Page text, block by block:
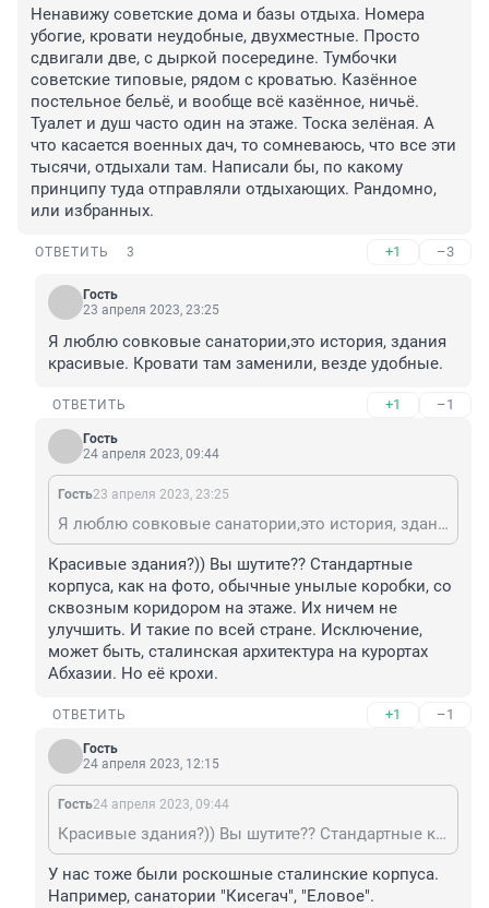
Ненавижу советские дома и базы отдыха. Номера
убогие, кровати неудобные, двухместные. Просто
сдвигали две, с дыркой посередине. Тумбочки
советские типовые, рядом с кроватью. Казённое
постельное бельё, и вообще всё казённое, ничьё.
Туалет и душ часто один на этаже. Тоска зелёная. А
что касается военных дач, то сомневаюсь, что все эти
тысячи, отдыхали там. Написали бы, по какому
принципу туда отправляли отдыхающих. Рандомно,
или избранных.
ОТВЕТИТЬ 3 +1 –3
Гость
23 апреля 2023, 23:25
Я люблю совковые санатории,это история, здания
красивые. Кровати там заменили, везде удобные.
ОТВЕТИТЬ +1 –1
Гость
24 апреля 2023, 09:44
Гость23 апреля 2023, 23:25
Я люблю совковые санатории,это история, здания красивые. Кровати там заменили, везде удобные.
Красивые здания?)) Вы шутите?? Стандартные
корпуса, как на фото, обычные унылые коробки, со
сквозным коридором на этаже. Их ничем не
улучшить. И такие по всей стране. Исключение,
может быть, сталинская архитектура на курортах
Абхазии. Но её крохи.
ОТВЕТИТЬ +1 –1
Гость
24 апреля 2023, 12:15
Гость24 апреля 2023, 09:44
Красивые здания?)) Вы шутите?? Стандартные корпуса, как на фото, обычные унылые коробки, со сквозным коридором на этаже. Их ничем не улучшить. И такие по всей стране. Исключение, может быть, сталинская архитектура на курортах Абхазии. Но её крохи.
У нас тоже были роскошные сталинские корпуса.
Например, санатории "Кисегач", "Еловое".